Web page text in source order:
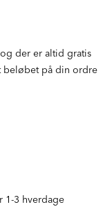
der er altid gratis
beløbet på din ordre
1-3 hverdage